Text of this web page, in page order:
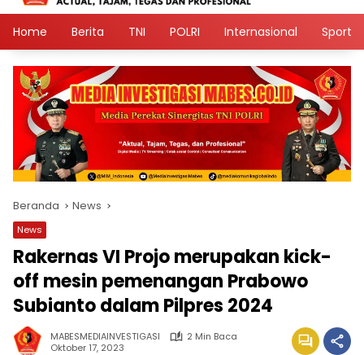
Home Berita TNI POLRI Internasional Sport
Beranda News
News
Rakernas VI Projo merupakan kick-
off mesin pemenangan Prabowo
Subianto dalam Pilpres 2024
MABESMEDIAINVESTIGASI
2 Min Baca
Oktober 17, 2023